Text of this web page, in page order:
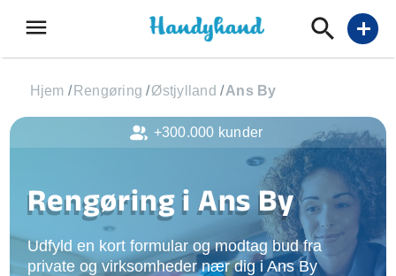
menu add
Hjem / Rengøring /Østjylland /Ans By
Rengøring i Ans By
Udfyld en kort formular og modtag bud fra
private og virksomheder nær dig i Ans By
+300.000 kunder